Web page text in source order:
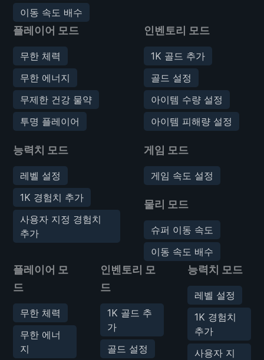
이동 속도 배수
플레이어 모드
무한 체력
무한 에너지
무제한 건강 물약
투명 플레이어
능력치 모드
레벨 설정
1K 경험치 추가
사용자 지정 경험치
추가
인벤토리 모드
1K 골드 추가
골드 설정
아이템 수량 설정
아이템 피해량 설정
게임 모드
게임 속도 설정
물리 모드
슈퍼 이동 속도
이동 속도 배수
플레이어 모
드
무한 체력
무한 에너
지
인벤토리 모
드
1K 골드 추
가
골드 설정
능력치 모드
레벨 설정
1K 경험치
추가
사용자 지